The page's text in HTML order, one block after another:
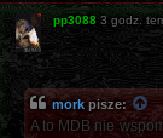
pp3088 3 godz.
mork pisze:
A to MDB nie